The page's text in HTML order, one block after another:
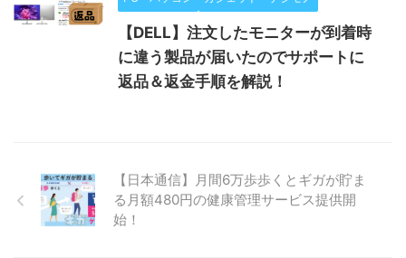
【DELL】注文したモニターが到着時
に違う製品が届いたのでサポートに
返品＆返金手順を解説！
【日本通信】月間6万歩歩くとギガが貯ま
る月額480円の健康管理サービス提供開
始！